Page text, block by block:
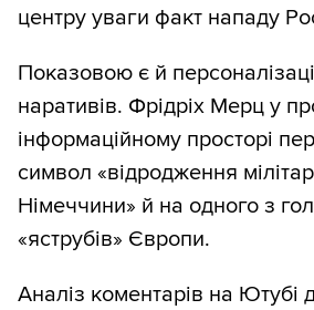
центру уваги факт нападу
Показовою є й
наративів. Фрідріх Мерц у
інформаційному просторі
символ «відродження
Німеччини» й на одного з
«яструбів» Європи.
Аналіз коментарів на Ютубі